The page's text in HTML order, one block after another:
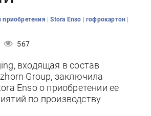
приобретения |Stora Enso |гофрокартон |
567
входящая в состав
Group, заключила
Enso о приобретении ее
по производству